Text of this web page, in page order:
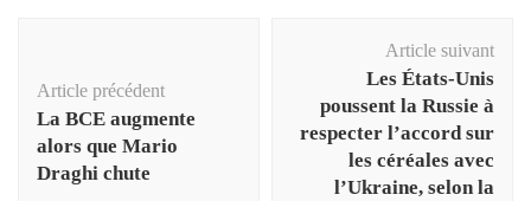
Article précédent
La BCE augmente
alors que Mario
Draghi chute
Article suivant
Les États-Unis
poussent la Russie à
respecter l’accord sur
les céréales avec
l’Ukraine, selon la